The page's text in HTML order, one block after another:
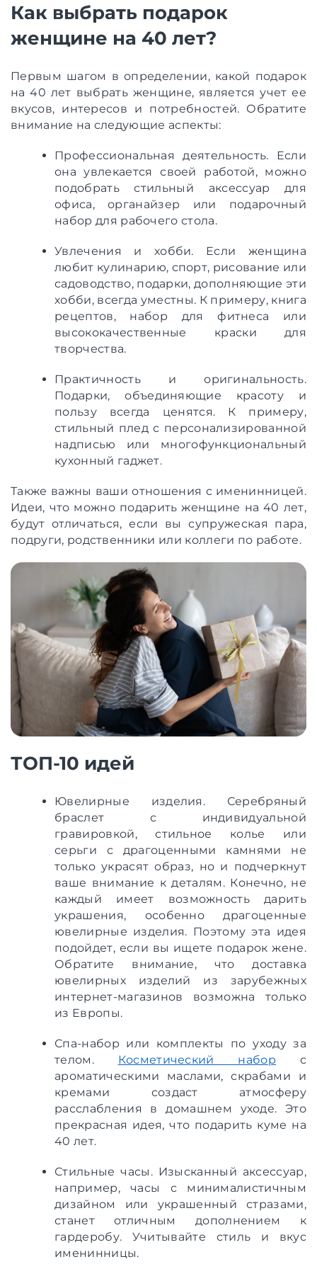
Как выбрать подарок
женщине на 40 лет?
Первым шагом в определении, какой подарок
на 40 лет выбрать женщине, является учет ее
вкусов, интересов и потребностей. Обратите
внимание на следующие аспекты:
Профессиональная деятельность. Если
она увлекается своей работой, можно
подобрать стильный аксессуар для
офиса, органайзер или подарочный
набор для рабочего стола.
Увлечения и хобби. Если женщина
любит кулинарию, спорт, рисование или
садоводство, подарки, дополняющие эти
хобби, всегда уместны. К примеру, книга
рецептов, набор для фитнеса или
высококачественные краски для
творчества.
Практичность и оригинальность.
Подарки, объединяющие красоту и
пользу всегда ценятся. К примеру,
стильный плед с персонализированной
надписью или многофункциональный
кухонный гаджет.
Также важны ваши отношения с именинницей.
Идеи, что можно подарить женщине на 40 лет,
будут отличаться, если вы супружеская пара,
подруги, родственники или коллеги по работе.
ТОП-10 идей
Ювелирные изделия. Серебряный
браслет с индивидуальной
гравировкой, стильное колье или
серьги с драгоценными камнями не
только украсят образ, но и подчеркнут
ваше внимание к деталям. Конечно, не
каждый имеет возможность дарить
украшения, особенно драгоценные
ювелирные изделия. Поэтому эта идея
подойдет, если вы ищете подарок жене.
Обратите внимание, что доставка
ювелирных изделий из зарубежных
интернет-магазинов возможна только
из Европы.
Спа-набор или комплекты по уходу за
телом. Косметический набор с
ароматическими маслами, скрабами и
кремами создаст атмосферу
расслабления в домашнем уходе. Это
прекрасная идея, что подарить куме на
40 лет.
Стильные часы. Изысканный аксессуар,
например, часы с минималистичным
дизайном или украшенный стразами,
станет отличным дополнением к
гардеробу. Учитывайте стиль и вкус
именинницы.